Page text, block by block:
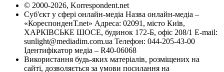
© 2000-2026, Korrespondent.net
Суб'єкт у сфері онлайн-медіа Назва онлайн-медіа –
«КореспонденТ.net» Адреса: 02091, місто Київ,
ХАРКІВСЬКЕ ШОСЕ, будинок 172-Б, офіс 208/1 E-mail:
sunlight@mediadim.com.ua Телефон: 044-205-43-00
Ідентифікатор медіа – R40-06068
Використання будь-яких матеріалів, розміщених на
сайті, дозволяється за умови посилання на